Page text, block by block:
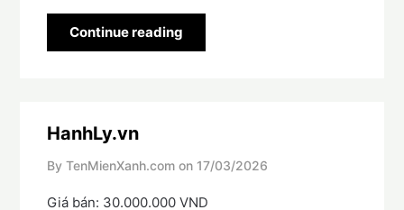
Continue reading
HanhLy.vn
By TenMienXanh.com on 17/03/2026
Giá bán: 30.000.000 VND